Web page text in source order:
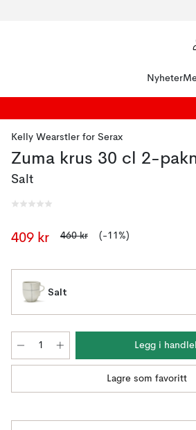
Nyheter
Kelly Wearstler for Serax
Zuma krus 30 cl 2-
Salt
409 kr 460 kr (-11%)
Salt
Legg i
Lagre som favoritt